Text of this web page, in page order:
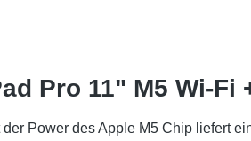
Pro 11" M5 Wi-
Power des Apple M5 Chip liefert